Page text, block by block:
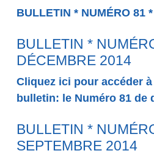
BULLETIN * NUMÉRO 81
BULLETIN *
DÉCEMBRE 2014
Cliquez ici pour accéder
bulletin: le Numéro 81 de
BULLETIN *
SEPTEMBRE 2014